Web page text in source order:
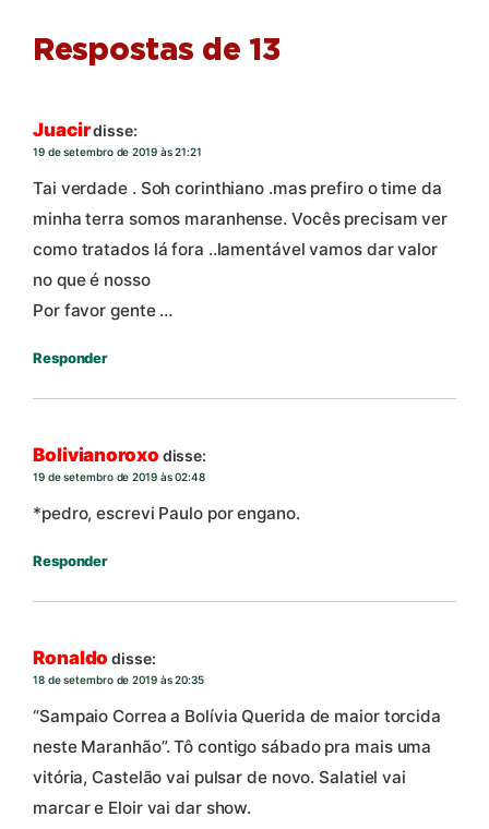
Respostas de 13
Juacirdisse:
19 de setembro de 2019 às 21:21
Tai verdade . Soh corinthiano .mas prefiro o time da
minha terra somos maranhense. Vocês precisam ver
como tratados lá fora ..lamentável vamos dar valor
no que é nosso
Por favor gente …
Responder
Bolivianoroxo disse:
19 de setembro de 2019 às 02:48
*pedro, escrevi Paulo por engano.
Responder
Ronaldo disse:
18 de setembro de 2019 às 20:35
“Sampaio Correa a Bolívia Querida de maior torcida
neste Maranhão”. Tô contigo sábado pra mais uma
vitória, Castelão vai pulsar de novo. Salatiel vai
marcar e Eloir vai dar show.